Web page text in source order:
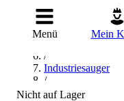
Menü Mein
/
Reinigen
/
/
Industriesauger
/
Sauger-Zubehör
Nicht auf Lager